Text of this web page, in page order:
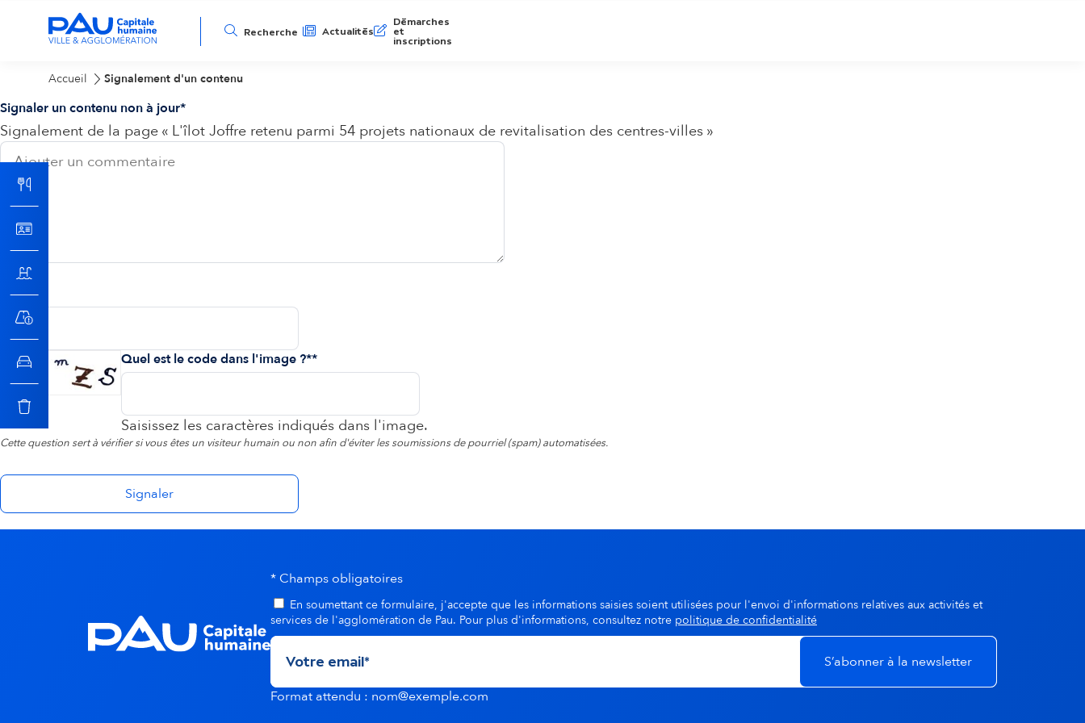
N
a
v
a
t
i
n
s
e
n
Recherche Actualités
Démarches
et
inscriptions
Accueil Signalement d'un contenu
Signaler un contenu non à jour
Signalement de la page « L'îlot Joffre retenu parmi 54 projets nationaux de revitalisation des centres-villes »
Email
Quel est le code dans l'image ?*
Saisissez les caractères indiqués dans l'image.
Cette question sert à vérifier si vous êtes un visiteur humain ou non afin d'éviter les soumissions de pourriel (spam) automatisées.
* Champs obligatoires
En soumettant ce formulaire, j'accepte que les informations saisies soient utilisées pour l'envoi d'informations relatives aux activités et
services de l'agglomération de Pau. Pour plus d'informations, consultez notre politique de confidentialité
Format attendu : nom@exemple.com